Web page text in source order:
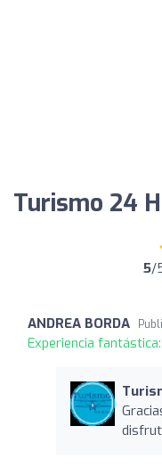
Turismo 24
5/
ANDREA BORDA
Experiencia fantástica: